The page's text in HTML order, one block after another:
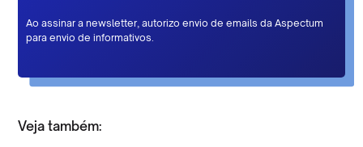
Ao assinar a newsletter, autorizo envio de emails da Aspectum
para envio de informativos.
Veja também: